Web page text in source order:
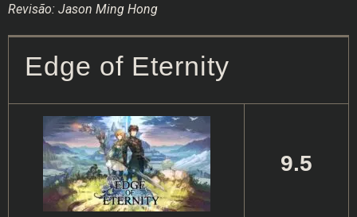
Revisão: Jason Ming Hong
Edge of Eternity
9.5